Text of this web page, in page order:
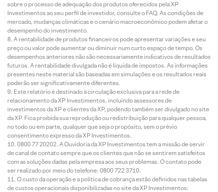
sobre o processo de adequação dos produtos oferecidos pela XP
Investimentos ao seu perfil de investidor, consulte o FAQ. As condições de
mercado, mudanças climáticas e o cenário macroeconômico podem afetar o
desempenho do investimento.
A rentabilidade de produtos financeiros pode apresentar variações e seu
preço ou valor pode aumentar ou diminuir num curto espaço de tempo. Os
desempenhos anteriores não são necessariamente indicativos de resultados
futuros. A rentabilidade divulgada não é líquida de impostos. As informações
presentes neste material são baseadas em simulações e os resultados reais
poderão ser significativamente diferentes.
Este relatório é destinado à circulação exclusiva para a rede de
relacionamento da XP Investimentos, incluindo assessores de
investimentos da XP e clientes da XP, podendo também ser divulgado no site
da XP. Fica proibida sua reprodução ou redistribuição para qualquer pessoa,
no todo ou em parte, qualquer que seja o propósito, sem o prévio
consentimento expresso da XP Investimentos.
0800 77 20202. A Ouvidoria da XP Investimentos tem a missão de servir
de canal de contato sempre que os clientes que não se sentirem satisfeitos
com as soluções dadas pela empresa aos seus problemas. O contato pode
ser realizado por meio do telefone: 0800 722 3710.
O custo da operação e a política de cobrança estão definidos nas tabelas
de custos operacionais disponibilizadas no site da XP Investimentos: